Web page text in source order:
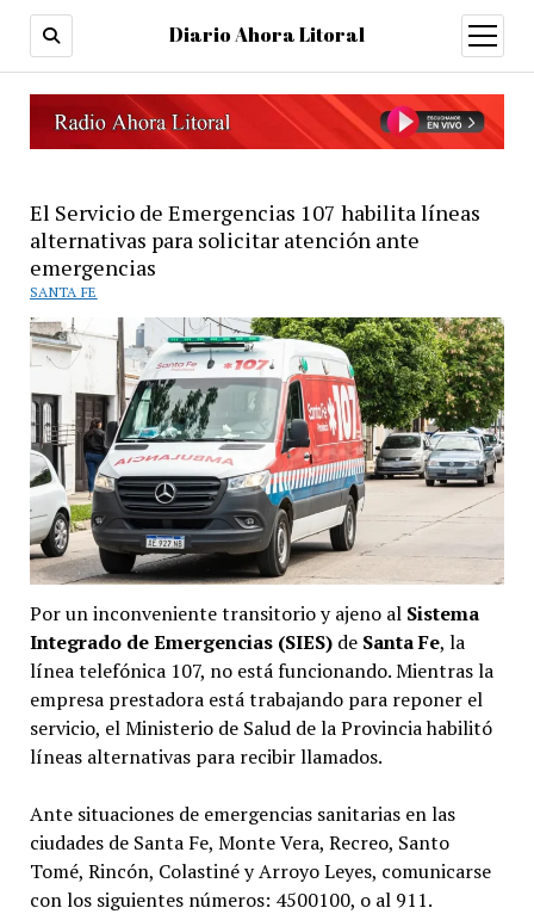
Diario Ahora Litoral
open
menu
El Servicio de Emergencias 107 habilita líneas
alternativas para solicitar atención ante
emergencias
SANTA FE
Por un inconveniente transitorio y ajeno al Sistema
Integrado de Emergencias (SIES) deSanta Fe, la
línea telefónica 107, no está funcionando. Mientras la
empresa prestadora está trabajando para reponer el
servicio, el Ministerio de Salud de la Provincia habilitó
líneas alternativas para recibir llamados.
Ante situaciones de emergencias sanitarias en las
ciudades de Santa Fe, Monte Vera, Recreo, Santo
Tomé, Rincón, Colastiné y Arroyo Leyes, comunicarse
con los siguientes números: 4500100, o al 911.